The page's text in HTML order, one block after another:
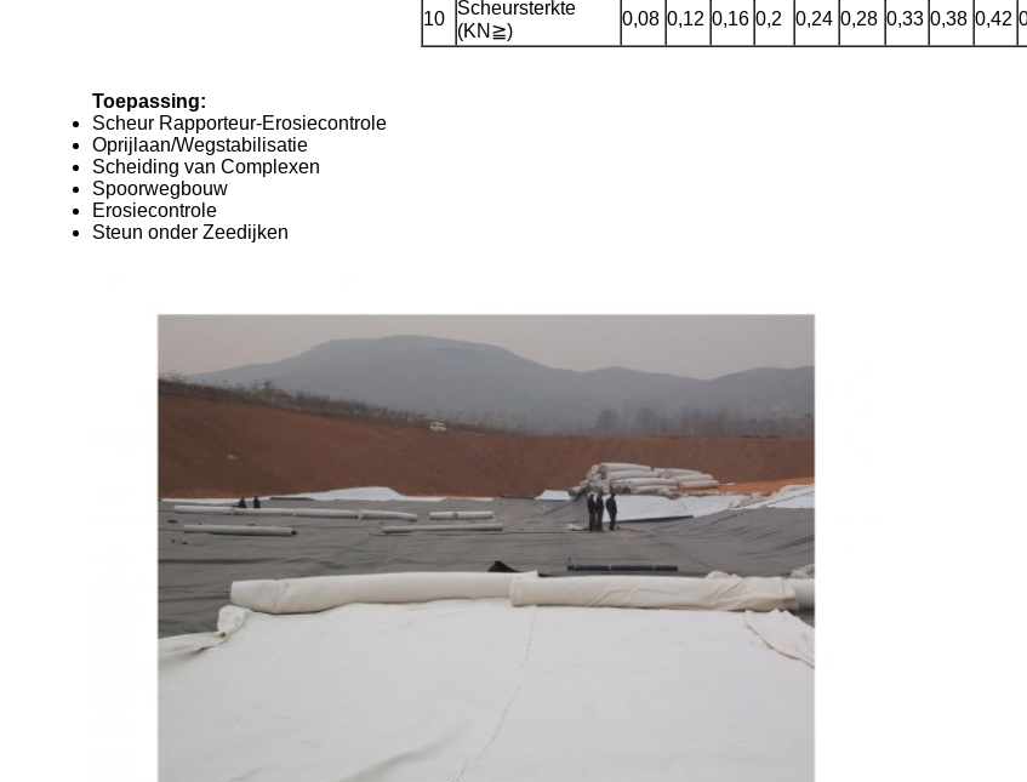
10
Scheursterkte
(KN≧)
0,08 0,12 0,16 0,2 0,24 0,28 0,33 0,38 0,42
Toepassing:
Scheur Rapporteur-Erosiecontrole
Oprijlaan/Wegstabilisatie
Scheiding van Complexen
Spoorwegbouw
Erosiecontrole
Steun onder Zeedijken